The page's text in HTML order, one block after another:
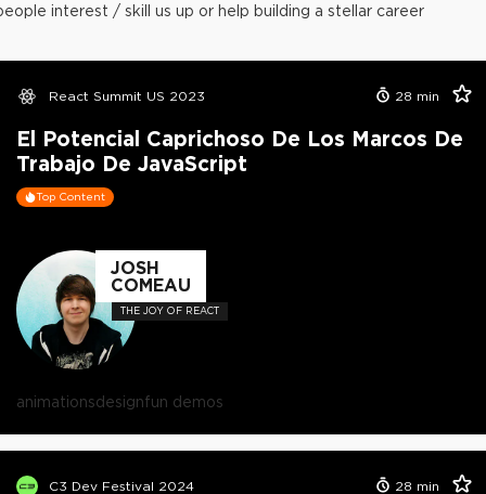
interest / skill us up or help building a stellar career
React Summit US 2023 28 min
El Potencial Caprichoso De Los Marcos De
Trabajo De JavaScript
Top Content
JOSH
COMEAU
THE JOY OF REACT
animationsdesignfun demos
C3 Dev Festival 2024 28 min